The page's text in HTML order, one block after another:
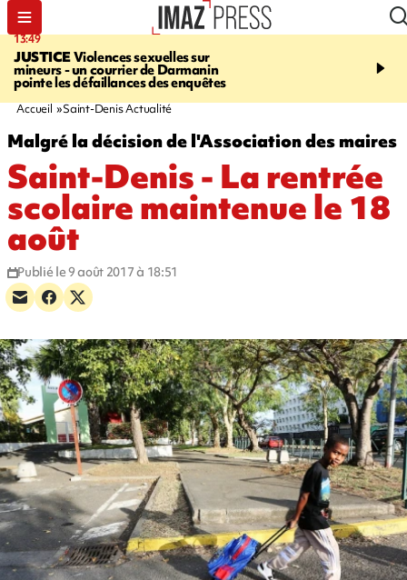
13:49
JUSTICEViolences sexuelles sur
mineurs - un courrier de Darmanin
pointe les défaillances des enquêtes
17:59
Corniche - la route du
Accueil Saint-Denis Actualité
Malgré la décision de l'Association des maires
Saint-Denis - La rentrée
scolaire maintenue le 18
août
Publié le 9 août 2017 à 18:51